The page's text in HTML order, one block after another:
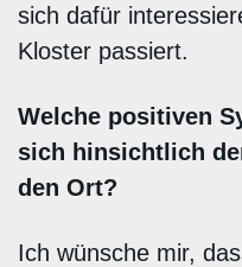
sich dafür
Kloster passiert.
Welche positiven
sich hinsichtlich
den Ort?
Ich wünsche mir,